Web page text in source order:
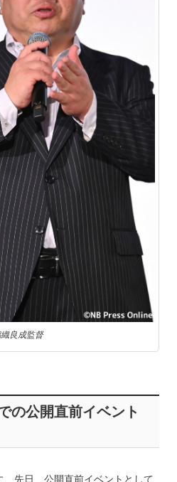
良成監督
の公開直前イベント
先日、公開直前イベントとして